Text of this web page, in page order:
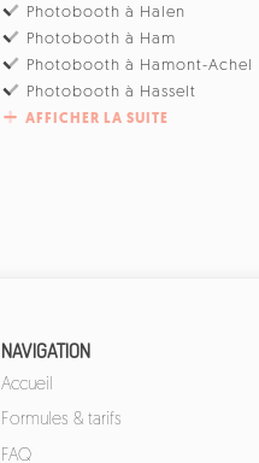
Photobooth à Halen
Photobooth à Ham
Photobooth à Hamont-Achel
Photobooth à Hasselt
AFFICHER LA SUITE
NAVIGATION
Accueil
Formules & tarifs
FAQ